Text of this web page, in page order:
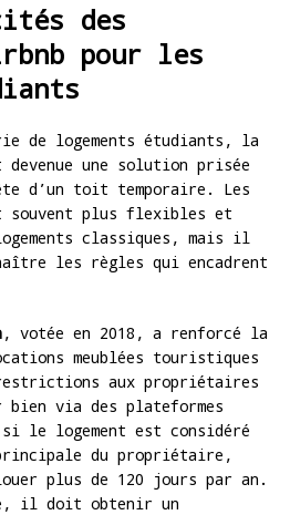
des
pour les
de logements étudiants, la
devenue une solution prisée
d’un toit temporaire. Les
souvent plus flexibles et
classiques, mais il
les règles qui encadrent
, votée en 2018, a renforcé la
meublées touristiques
aux propriétaires
via des plateformes
le logement est considéré
principale du propriétaire,
plus de 120 jours par an.
il doit obtenir un